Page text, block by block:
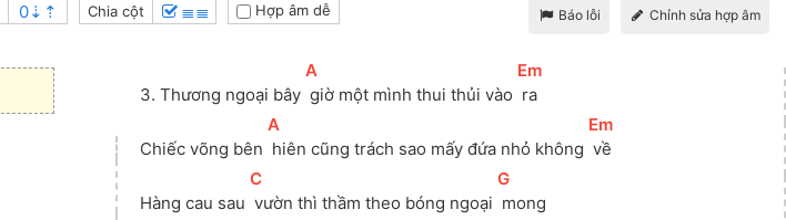
Báo lỗi Chỉnh sửa hợp âm
Chia cột ≣≣ Hợp âm dễ
3. Thương ngoại bây
[
A
giờ một mình thui thủi vào
[Em
ra
Chiếc võng bên
[
A
hiên cũng trách sao mấy đứa nhỏ không
[Em
về
Hàng cau sau
[
C
vườn thì thầm theo bóng ngoại
[
G
mong